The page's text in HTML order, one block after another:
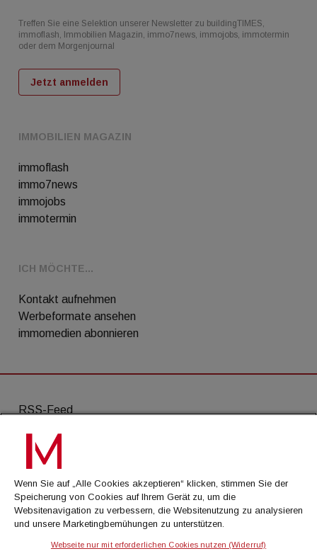
IMMOBILIEN MAGAZIN
immoflash
immo7news
immojobs
immotermin
ICH MÖCHTE...
Kontakt aufnehmen
Werbeformate ansehen
immomedien abonnieren
Treffen Sie eine Selektion unserer Newsletter zu buildingTIMES,
immoflash, Immobilien Magazin, immo7news, immojobs, immotermin
oder dem Morgenjournal
Jetzt anmelden
RSS-Feed
AGB
Datenschutz
Kontakt
Impressum
Wenn Sie auf „Alle Cookies akzeptieren“ klicken, stimmen Sie der
Speicherung von Cookies auf Ihrem Gerät zu, um die
Websitenavigation zu verbessern, die Websitenutzung zu analysieren
und unsere Marketingbemühungen zu unterstützen.
Webseite nur mit erforderlichen Cookies nutzen (Widerruf)